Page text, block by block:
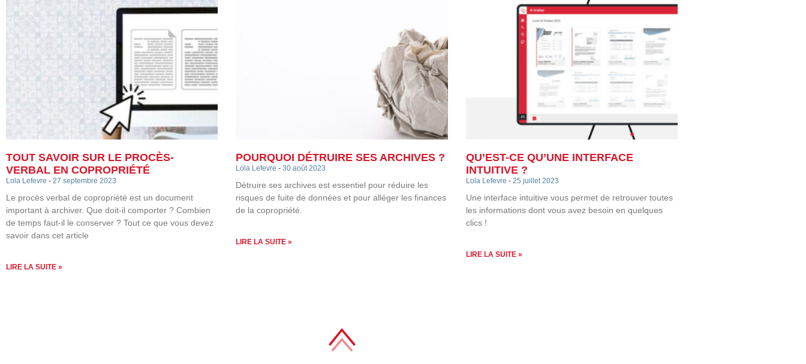
TOUT SAVOIR SUR LE PROCÈS-
VERBAL EN COPROPRIÉTÉ
Lola Lefevre 27 septembre 2023
Le procès verbal de copropriété est un document
important à archiver. Que doit-il comporter ? Combien
de temps faut-il le conserver ? Tout ce que vous devez
savoir dans cet article
LIRE LA SUITE »
POURQUOI DÉTRUIRE SES ARCHIVES ?
Lola Lefevre 30 août 2023
Détruire ses archives est essentiel pour réduire les
risques de fuite de données et pour alléger les finances
de la copropriété.
LIRE LA SUITE »
QU’EST-CE QU’UNE INTERFACE
INTUITIVE ?
Lola Lefevre 25 juillet 2023
Une interface intuitive vous permet de retrouver toutes
les informations dont vous avez besoin en quelques
clics !
LIRE LA SUITE »